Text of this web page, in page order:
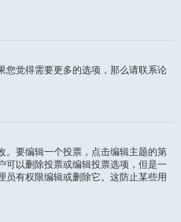
您觉得需要更多的选项，那么请联系论
。要编辑一个投票，点击编辑主题的第
可以删除投票或编辑投票选项，但是一
员有权限编辑或删除它。这防止某些用